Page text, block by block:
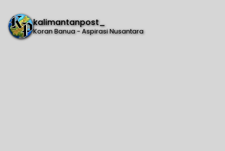
kalimantanpost_
Koran Banua - Aspirasi Nusantara